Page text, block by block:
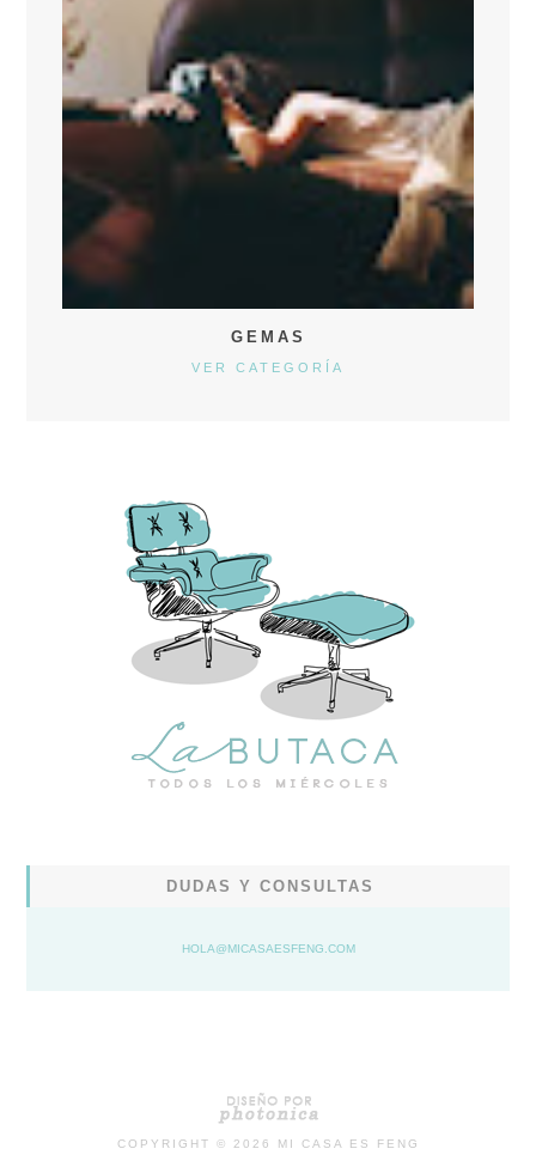
GEMAS
VER CATEGORÍA
DUDAS Y CONSULTAS
HOLA@MICASAESFENG.COM
COPYRIGHT © 2026 MI CASA ES FENG